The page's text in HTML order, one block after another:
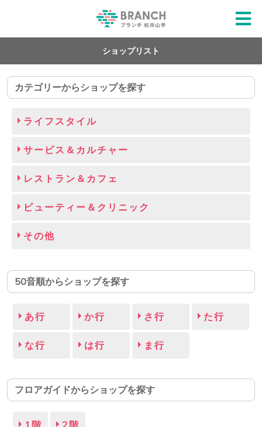
ショップリスト
カテゴリーからショップを探す
ライフスタイル
サービス＆カルチャー
レストラン＆カフェ
ビューティー＆クリニック
その他
50音順からショップを探す
あ行 か行 さ行 た行
な行 は行 ま行
フロアガイドからショップを探す